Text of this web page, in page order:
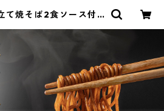
て焼そば2食ソース付